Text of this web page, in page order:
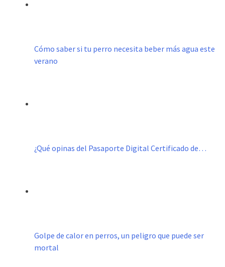
Cómo saber si tu perro necesita beber más agua este
verano
¿Qué opinas del Pasaporte Digital Certificado de…
Golpe de calor en perros, un peligro que puede ser
mortal